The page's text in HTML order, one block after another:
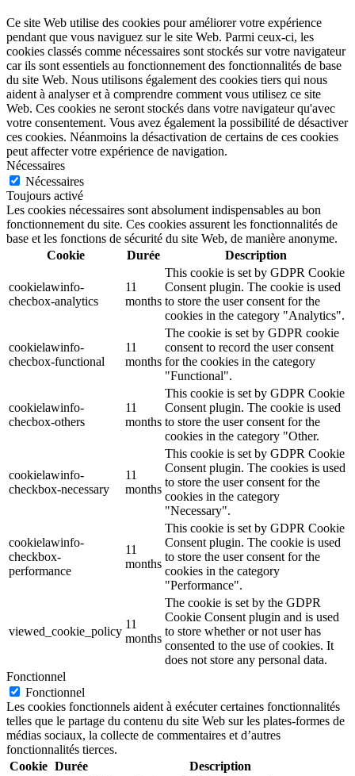
Ce site Web utilise des cookies pour améliorer votre expérience
pendant que vous naviguez sur le site Web. Parmi ceux-ci, les
cookies classés comme nécessaires sont stockés sur votre navigateur
car ils sont essentiels au fonctionnement des fonctionnalités de base
du site Web. Nous utilisons également des cookies tiers qui nous
aident à analyser et à comprendre comment vous utilisez ce site
Web. Ces cookies ne seront stockés dans votre navigateur qu'avec
votre consentement. Vous avez également la possibilité de désactiver
ces cookies. Néanmoins la désactivation de certains de ces cookies
peut affecter votre expérience de navigation.
Nécessaires
Nécessaires
Toujours activé
Les cookies nécessaires sont absolument indispensables au bon
fonctionnement du site. Ces cookies assurent les fonctionnalités de
base et les fonctions de sécurité du site Web, de manière anonyme.
Cookie
Durée Description
cookielawinfo-
checbox-analytics
11
months
This cookie is set by GDPR Cookie
Consent plugin. The cookie is used
to store the user consent for the
cookies in the category "Analytics".
cookielawinfo-
checbox-functional
11
months
The cookie is set by GDPR cookie
consent to record the user consent
for the cookies in the category
"Functional".
cookielawinfo-
checbox-others
11
months
This cookie is set by GDPR Cookie
Consent plugin. The cookie is used
to store the user consent for the
cookies in the category "Other.
cookielawinfo-
checkbox-necessary
11
months
This cookie is set by GDPR Cookie
Consent plugin. The cookies is used
to store the user consent for the
cookies in the category
"Necessary".
cookielawinfo-
checkbox-
performance
11
months
This cookie is set by GDPR Cookie
Consent plugin. The cookie is used
to store the user consent for the
cookies in the category
"Performance".
viewed_cookie_policy
11
months
The cookie is set by the GDPR
Cookie Consent plugin and is used
to store whether or not user has
consented to the use of cookies. It
does not store any personal data.
Fonctionnel
Fonctionnel
Les cookies fonctionnels aident à exécuter certaines fonctionnalités
telles que le partage du contenu du site Web sur les plates-formes de
médias sociaux, la collecte de commentaires et d’autres
fonctionnalités tierces.
Cookie Durée Description